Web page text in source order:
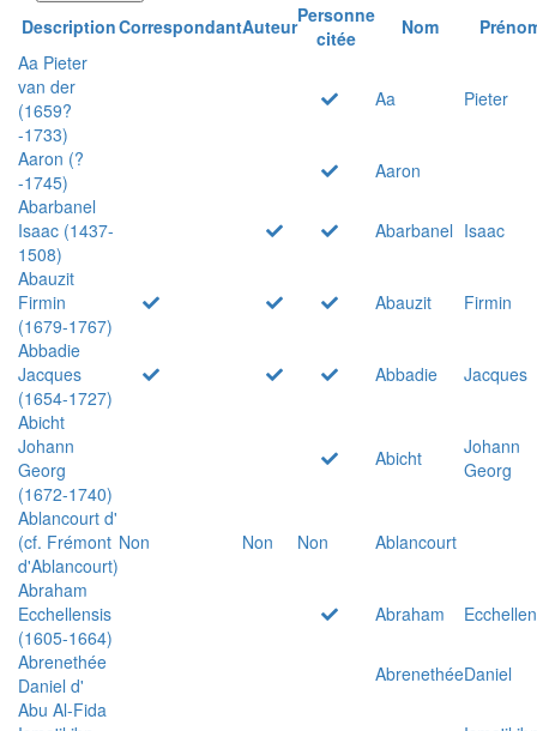
DescriptionCorrespondantAuteurPersonne
citée
Nom
Aa Pieter
van der
(1659?
-1733)
Aa Pieter
Aaron (?
-1745)
Aaron
Abarbanel
Isaac (1437-
1508)
Abarbanel Isaac
Abauzit
Firmin
(1679-1767)
Abauzit
Firmin
Abbadie
Jacques
(1654-1727)
Abbadie
Jacques
Abicht
Johann
Georg
(1672-1740)
Abicht
Johann
Georg
Ablancourt d'
(cf. Frémont
d'Ablancourt)
Non Non Non
Ablancourt
Abraham
Ecchellensis
(1605-1664)
Abraham
Abrenethée
Daniel d'
AbrenethéeDaniel
Abu Al-Fida